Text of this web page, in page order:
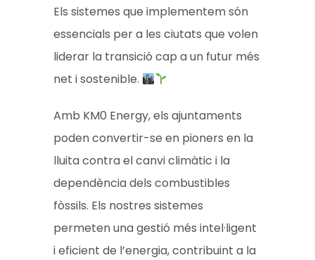
Els sistemes que implementem són
essencials per a les ciutats que volen
liderar la transició cap a un futur més
net i sostenible.
Amb KM0 Energy, els ajuntaments
poden convertir-se en pioners en la
lluita contra el canvi climàtic i la
dependència dels combustibles
fòssils. Els nostres sistemes
permeten una gestió més intel·ligent
i eficient de l’energia, contribuint a la